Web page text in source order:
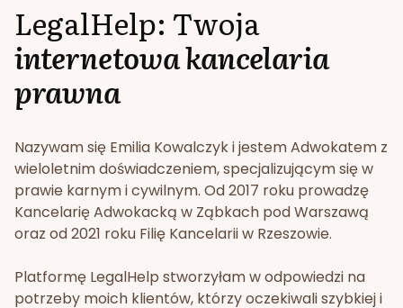
LegalHelp: Twoja
internetowa kancelaria
prawna
Nazywam się Emilia Kowalczyk i jestem Adwokatem z
wieloletnim doświadczeniem, specjalizującym się w
prawie karnym i cywilnym. Od 2017 roku prowadzę
Kancelarię Adwokacką w Ząbkach pod Warszawą
oraz od 2021 roku Filię Kancelarii w Rzeszowie.
Platformę LegalHelp stworzyłam w odpowiedzi na
potrzeby moich klientów, którzy oczekiwali szybkiej i